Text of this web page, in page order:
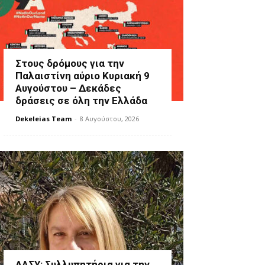
Στους δρόμους για την
Παλαιστίνη αύριο Κυριακή 9
Αυγούστου – Δεκάδες
δράσεις σε όλη την Ελλάδα
Dekeleias Team - 8 Αυγούστου, 2026